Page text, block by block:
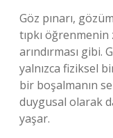
Göz pınarı,
tıpkı
arındırması gibi.
yalnızca fiziksel
bir boşalmanın
duygusal olarak
yaşar.